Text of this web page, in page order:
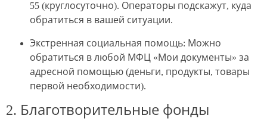
55 (круглосуточно). Операторы подскажут, куда
обратиться в вашей ситуации.
Экстренная социальная помощь: Можно
обратиться в любой МФЦ «Мои документы» за
адресной помощью (деньги, продукты, товары
первой необходимости).
2. Благотворительные фонды